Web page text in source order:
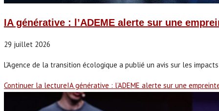
IA générative : l’ADEME alerte sur une
29 juillet 2026
L'Agence de la transition écologique a publié un avis sur les
Continuer la lectureIA générative : l’ADEME alerte sur une